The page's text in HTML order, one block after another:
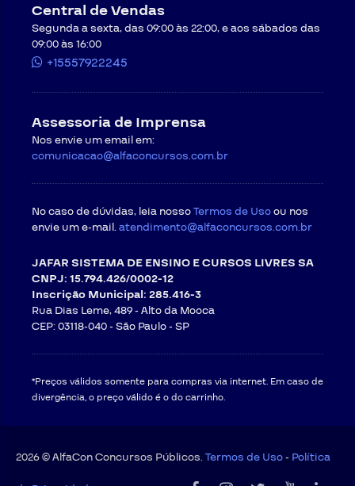
Central de Vendas
Segunda a sexta, das 09:00 às 22:00, e aos sábados das
09:00 às 16:00
+15557922245
Assessoria de Imprensa
Nos envie um email em:
comunicacao@alfaconcursos.com.br
No caso de dúvidas, leia nossoTermos de Usoou nos
envie um e-mail.atendimento@alfaconcursos.com.br
JAFAR SISTEMA DE ENSINO E CURSOS LIVRES SA
CNPJ: 15.794.426/0002-12
Inscrição Municipal: 285.416-3
Rua Dias Leme, 489 - Alto da Mooca
CEP: 03118-040 -São Paulo - SP
*Preços válidos somente para compras via internet. Em caso de
divergência, o preço válido é o do carrinho.
2026 © AlfaCon Concursos Públicos.Termos de Uso- Política